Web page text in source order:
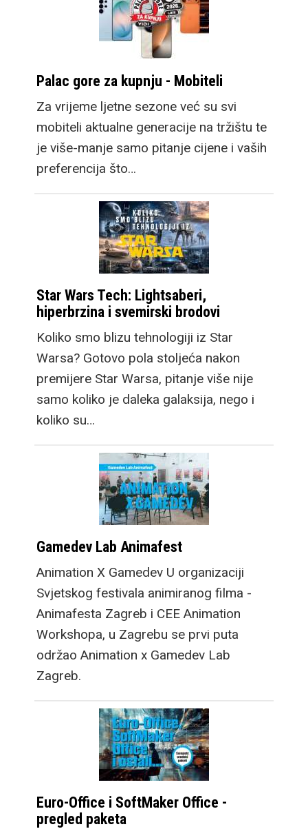
Palac gore za kupnju - Mobiteli
Za vrijeme ljetne sezone već su svi
mobiteli aktualne generacije na tržištu te
je više-manje samo pitanje cijene i vaših
preferencija što…
Star Wars Tech: Lightsaberi,
hiperbrzina i svemirski brodovi
Koliko smo blizu tehnologiji iz Star
Warsa? Gotovo pola stoljeća nakon
premijere Star Warsa, pitanje više nije
samo koliko je daleka galaksija, nego i
koliko su…
Gamedev Lab Animafest
Animation X Gamedev U organizaciji
Svjetskog festivala animiranog filma -
Animafesta Zagreb i CEE Animation
Workshopa, u Zagrebu se prvi puta
održao Animation x Gamedev Lab
Zagreb.
Euro-Office i SoftMaker Office -
pregled paketa